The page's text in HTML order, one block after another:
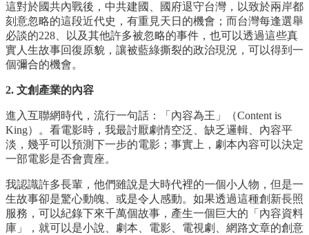
這對於國共內戰後，中共建國、國府退守台灣，以致於兩岸都
刻意忽略的這段近代史，有重見天日的機會；而台灣每逢選舉
必談的228、以及其他許多被忽略的事件，也可以透過這些真
實人生故事回復原貌，讓被藍綠撕裂的政治現況，可以得到一
個彌合的機會。
2. 文創產業的內容
進入互聯網時代，流行一句話：「內容為王」（Content is
King）。看電影時，我最討厭劇情空泛、缺乏邏輯、內容平
淡，幾乎可以預測下一步的電影；事實上，劇本內容可以決定
一部電影是否會賣座。
我認識許多長輩，他們雖說是大時代裡的一個小人物，但是一
生故事卻是驚心動魄、或是令人感動。如果透過這種創新長照
服務，可以紀錄下來千萬個故事，產生一個巨大的「內容資料
庫」，就可以是小說、劇本、電影、電視劇、網路文章的創意